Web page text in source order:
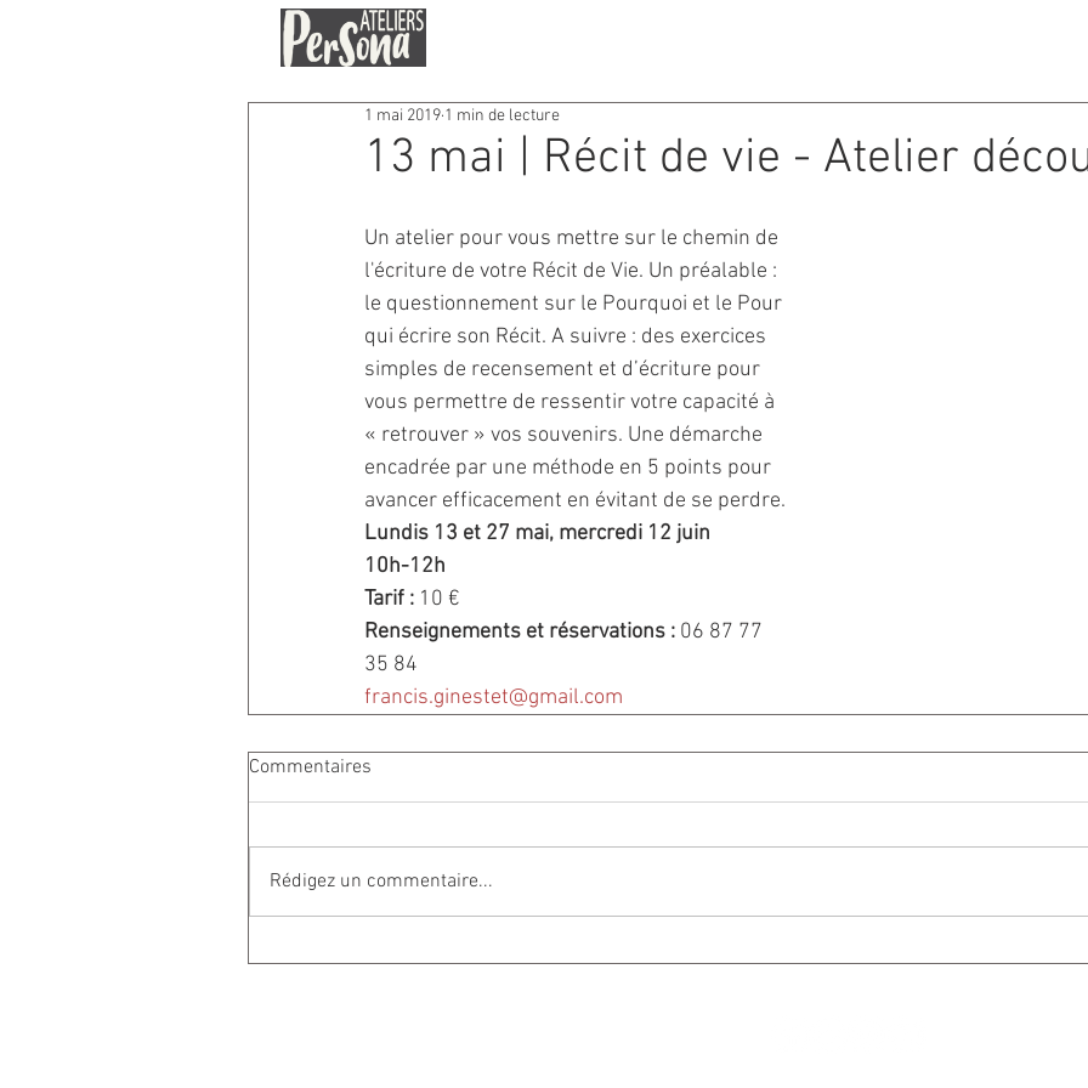
13 mai | Récit de vie - Atelier
1 mai 2019 1 min de lecture
Un atelier pour vous mettre sur le chemin de
l'écriture de votre Récit de Vie. Un préalable :
le questionnement sur le Pourquoi et le Pour
qui écrire son Récit. A suivre : des exercices
simples de recensement et d’écriture pour
vous permettre de ressentir votre capacité à
« retrouver » vos souvenirs. Une démarche
encadrée par une méthode en 5 points pour
avancer efficacement en évitant de se perdre.
Lundis 13 et 27 mai, mercredi 12 juin
10h-12h
Tarif : 10 €
Renseignements et réservations : 06 87 77
35 84
francis.ginestet@gmail.com
Commentaires
Rédigez un commentaire...